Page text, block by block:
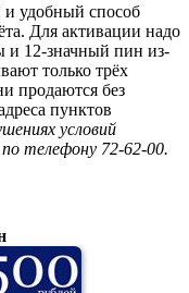
удобный способ
Для активации надо
и 12-значный пин из-
только трёх
продаются без
пунктов
условий
телефону 72-62-00.